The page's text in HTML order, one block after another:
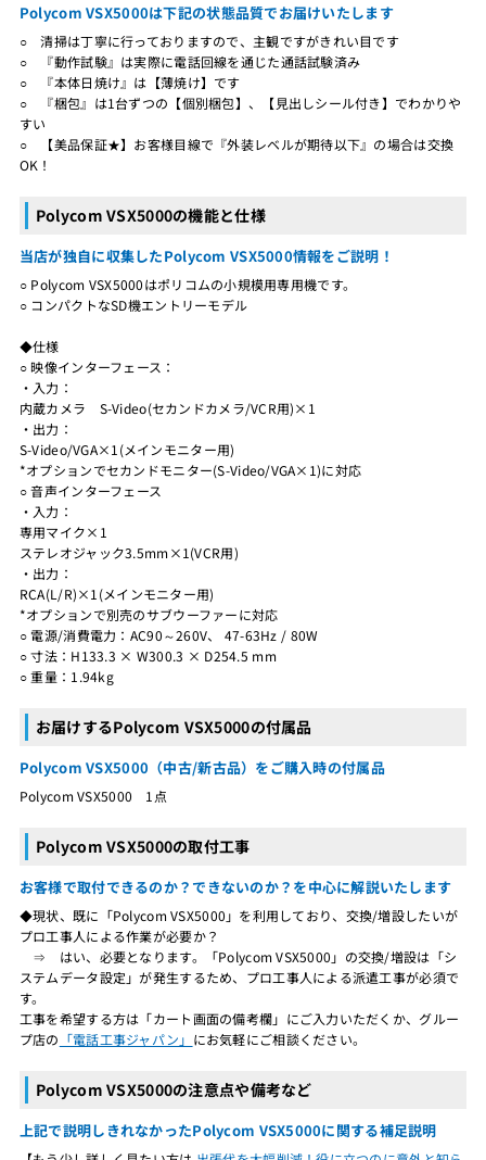
Polycom VSX5000は下記の状態品質でお届けいたします
○ 清掃は丁寧に行っておりますので、主観ですがきれい目です
○ 『動作試験』は実際に電話回線を通じた通話試験済み
○ 『本体日焼け』は【薄焼け】です
○ 『梱包』は1台ずつの【個別梱包】、【見出しシール付き】でわかりや
すい
○ 【美品保証★】お客様目線で『外装レベルが期待以下』の場合は交換
OK！
Polycom VSX5000の機能と仕様
当店が独自に収集したPolycom VSX5000情報をご説明！
○ Polycom VSX5000はポリコムの小規模用専用機です。
○ コンパクトなSD機エントリーモデル
◆仕様
○ 映像インターフェース：
・入力：
内蔵カメラ S-Video(セカンドカメラ/VCR用)×1
・出力：
S-Video/VGA×1(メインモニター用)
*オプションでセカンドモニター(S-Video/VGA×1)に対応
○ 音声インターフェース
・入力：
専用マイク×1
ステレオジャック3.5mm×1(VCR用)
・出力：
RCA(L/R)×1(メインモニター用)
*オプションで別売のサブウーファーに対応
○ 電源/消費電力：AC90～260V、 47-63Hz / 80W
○ 寸法：H133.3 × W300.3 × D254.5 mm
○ 重量：1.94kg
お届けするPolycom VSX5000の付属品
Polycom VSX5000（中古/新古品）をご購入時の付属品
Polycom VSX5000 1点
Polycom VSX5000の取付工事
お客様で取付できるのか？できないのか？を中心に解説いたします
◆現状、既に「Polycom VSX5000」を利用しており、交換/増設したいが
プロ工事人による作業が必要か？
⇒ はい、必要となります。「Polycom VSX5000」の交換/増設は「シ
ステムデータ設定」が発生するため、プロ工事人による派遣工事が必須で
す。
工事を希望する方は「カート画面の備考欄」にご入力いただくか、グルー
プ店の 「電話工事ジャパン」 にお気軽にご相談ください。
Polycom VSX5000の注意点や備考など
上記で説明しきれなかったPolycom VSX5000に関する補足説明